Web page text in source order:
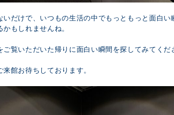
いだけで、いつもの生活の中でもっともっと面白い
かもしれませんね。
ご覧いただいた帰りに面白い瞬間を探してみてくだ
来館お待ちしております。